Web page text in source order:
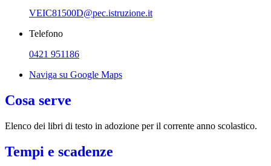
VEIC81500D@pec.istruzione.it
Telefono
0421 951186
Naviga su Google Maps
Cosa serve
Elenco dei libri di testo in adozione per il corrente anno scolastico.
Tempi e scadenze